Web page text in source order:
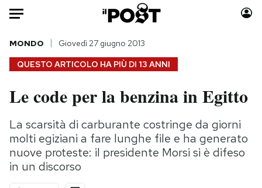
Auto
HOME
Italia
Politica
Tecnologia
Internet
Scienza
Moda
Consumismi
Storie/Idee
QUESTO ARTICOLO HA PIÙ DI 13 ANNI
MONDO Giovedì 27 giugno 2013
Le code per la benzina in Egitto
La scarsità di carburante costringe da giorni
molti egiziani a fare lunghe file e ha generato
nuove proteste: il presidente Morsi si è difeso
in un discorso